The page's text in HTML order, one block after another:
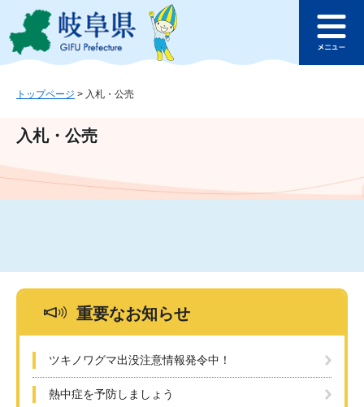
ジ
ュ
文
このページの本文へ
ュ
トップページ > 入札・公売
入札・公売
重要なお知らせ
ツキノワグマ出没注意情報発令中！
熱中症を予防しましょう